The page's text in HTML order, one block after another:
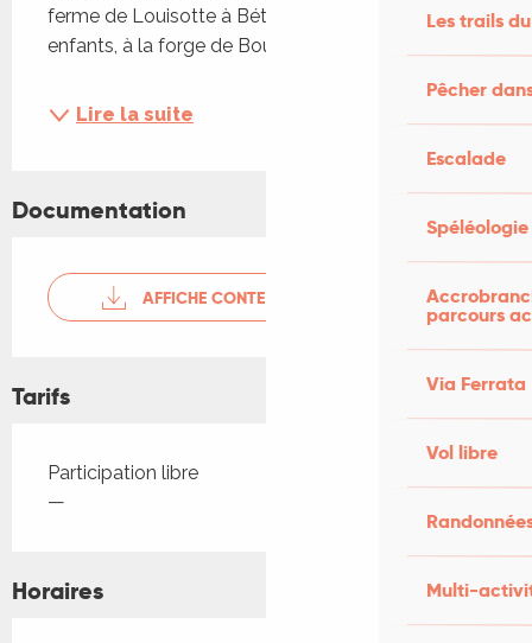
Les trails
Pêcher
Escalade
Spéléologie
parcours
Via Ferrata
Vol libre
Multi-
ferme de Louisotte à Bétaille pour la troupe des
enfants, à la forge de Bourzolles à Souillac pour...
Lire la suite
Documentation
AFFICHE CONTE DE MONTE CRISTO
Tarifs
Tarifs 2026
Participation libre
—
Horaires